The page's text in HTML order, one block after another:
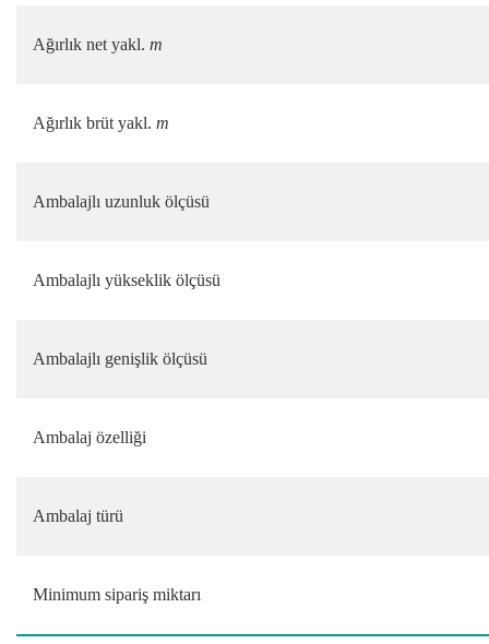
Ağırlık net yakl. m
Ağırlık brüt yakl. m
Ambalajlı uzunluk ölçüsü
Ambalajlı yükseklik ölçüsü
Ambalajlı genişlik ölçüsü
Ambalaj özelliği
Ambalaj türü
Minimum sipariş miktarı